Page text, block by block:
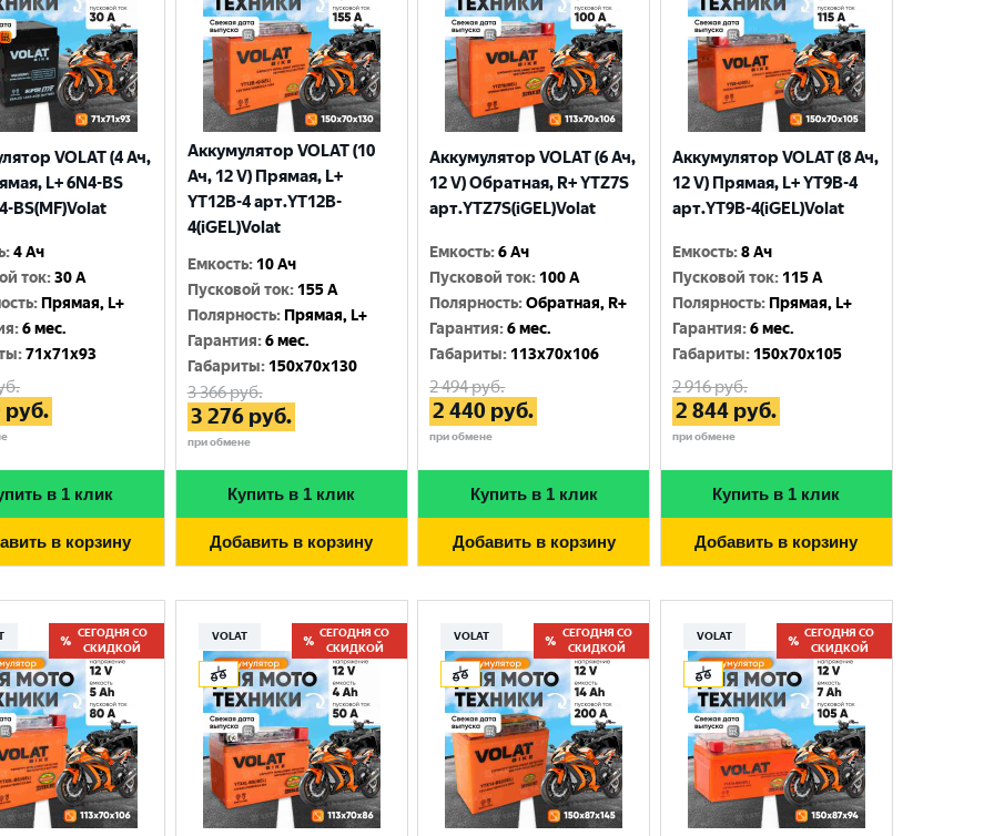
VOLAT (4 Ач,
L+ 6N4-BS
BS(MF)Volat
:4 Ач
ток:30 A
: Прямая, L+
:6 мес.
:71x71x93
руб.
в 1 клик
в корзину
Аккумулятор VOLAT (10
Ач, 12 V) Прямая, L+
YT12B-4 арт.YT12B-
4(iGEL)Volat
Емкость: 10 Ач
Пусковой ток: 155 A
Полярность: Прямая, L+
Гарантия:6 мес.
Габариты: 150x70x130
3 366руб.
3 276руб.
при обмене
Купить в 1 клик
Добавить в корзину
Аккумулятор VOLAT (6 Ач,
12 V) Обратная, R+ YTZ7S
арт.YTZ7S(iGEL)Volat
Емкость:6 Ач
Пусковой ток: 100 A
Полярность:Обратная, R+
Гарантия:6 мес.
Габариты: 113x70x106
2 494руб.
2 440 руб.
при обмене
Купить в 1 клик
Добавить в корзину
Аккумулятор VOLAT (8 Ач,
12 V) Прямая, L+ YT9B-4
арт.YT9B-4(iGEL)Volat
Емкость:8 Ач
Пусковой ток: 115 A
Полярность: Прямая, L+
Гарантия:6 мес.
Габариты: 150x70x105
2 916руб.
2 844руб.
при обмене
Купить в 1 клик
Добавить в корзину
СЕГОДНЯ СО
СКИДКОЙ
VOLAT
СЕГОДНЯ СО
СКИДКОЙ
VOLAT
СЕГОДНЯ СО
СКИДКОЙ
VOLAT
СЕГОДНЯ СО
СКИДКОЙ